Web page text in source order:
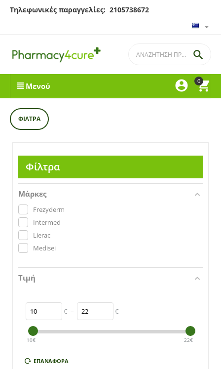
Τηλεφωνικές παραγγελίες: 2105738672
0



Μενού
ΦΊΛΤΡΑ
Φίλτρα
Μάρκες
Frezyderm
Intermed
Lierac
Medisei
Τιμή
€ – €
10€ 22€
ΕΠΑΝΑΦΟΡΆ